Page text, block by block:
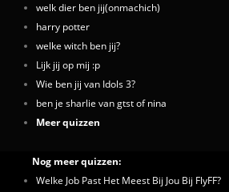
welk dier ben jij(onmachich)
harry potter
welke witch ben jij?
Lijk jij op mij :p
Wie ben jij van Idols 3?
ben je sharlie van gtst of nina
Meer quizzen
Nog meer quizzen:
Welke Job Past Het Meest Bij Jou Bij FlyFF?